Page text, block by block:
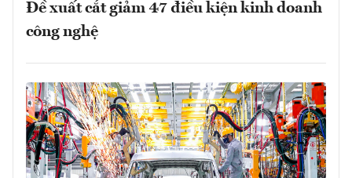
Đề xuất cắt giảm 47 điều kiện kinh doanh
công nghệ